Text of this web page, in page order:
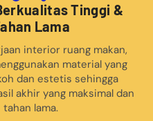
Tinggi &
Lama
interior ruang makan,
material yang
dan estetis sehingga
akhir yang maksimal dan
tahan lama.